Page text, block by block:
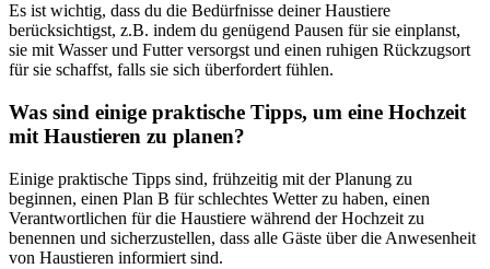
Es ist wichtig, dass du die Bedürfnisse deiner Haustiere
berücksichtigst, z.B. indem du genügend Pausen für sie einplanst,
sie mit Wasser und Futter versorgst und einen ruhigen Rückzugsort
für sie schaffst, falls sie sich überfordert fühlen.
Was sind einige praktische Tipps, um eine Hochzeit
mit Haustieren zu planen?
Einige praktische Tipps sind, frühzeitig mit der Planung zu
beginnen, einen Plan B für schlechtes Wetter zu haben, einen
Verantwortlichen für die Haustiere während der Hochzeit zu
benennen und sicherzustellen, dass alle Gäste über die Anwesenheit
von Haustieren informiert sind.